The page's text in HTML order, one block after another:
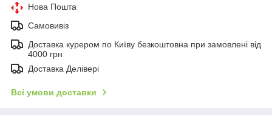
Нова Пошта
Самовивіз
Доставка курером по Київу безкоштовна при замовлені від
4000 грн
Доставка Делівері
Всі умови доставки